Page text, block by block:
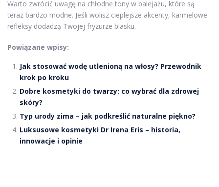
Warto zwrócić uwagę na chłodne tony w balejażu, które są
teraz bardzo modne. Jeśli wolisz cieplejsze akcenty, karmelowe
refleksy dodadzą Twojej fryzurze blasku.
Powiązane wpisy:
Jak stosować wodę utlenioną na włosy? Przewodnik
krok po kroku
Dobre kosmetyki do twarzy: co wybrać dla zdrowej
skóry?
Typ urody zima – jak podkreślić naturalne piękno?
Luksusowe kosmetyki Dr Irena Eris – historia,
innowacje i opinie